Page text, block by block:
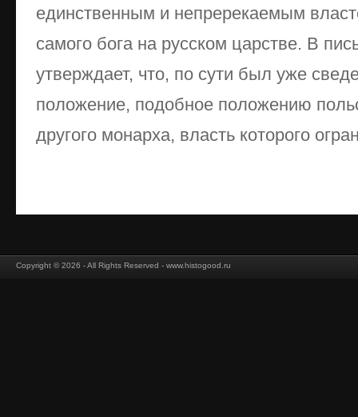
единственным и непререкаемым
самого бога на русском царстве. В
утверждает, что, по сути был уже
положение, подобное положению
другого монарха, власть которого
Copyright © 2026 - All Rights Reserved - www.histogood.ru